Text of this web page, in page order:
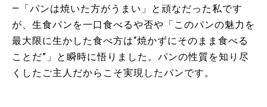
―「パンは焼いた方がうまい」と頑なだった私です
が、生食パンを一口食べるや否や「このパンの魅力を
最大限に生かした食べ方は“焼かずにそのまま食べる
ことだ”」と瞬時に悟りました。パンの性質を知り尽
くしたご主人だからこそ実現したパンです。